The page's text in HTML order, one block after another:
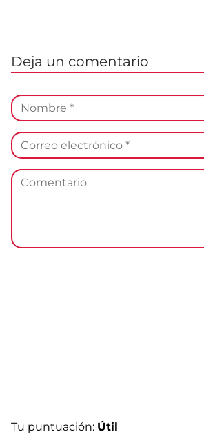
Deja un comentario
Tu puntuación: Útil